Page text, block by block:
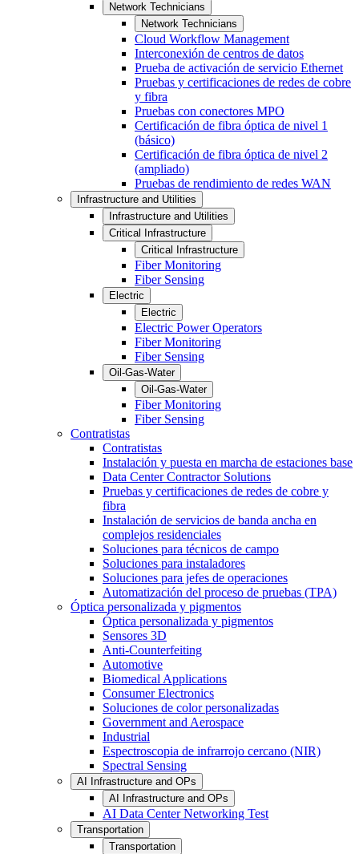
Network Technicians
Network Technicians
Cloud Workflow Management
Interconexión de centros de datos
Prueba de activación de servicio Ethernet
Pruebas y certificaciones de redes de cobre
y fibra
Pruebas con conectores MPO
Certificación de fibra óptica de nivel 1
(básico)
Certificación de fibra óptica de nivel 2
(ampliado)
Pruebas de rendimiento de redes WAN
Infrastructure and Utilities
Infrastructure and Utilities
Critical Infrastructure
Critical Infrastructure
Fiber Monitoring
Fiber Sensing
Electric
Electric
Electric Power Operators
Fiber Monitoring
Fiber Sensing
Oil-Gas-Water
Oil-Gas-Water
Fiber Monitoring
Fiber Sensing
Contratistas
Contratistas
Instalación y puesta en marcha de estaciones base
Data Center Contractor Solutions
Pruebas y certificaciones de redes de cobre y
fibra
Instalación de servicios de banda ancha en
complejos residenciales
Soluciones para técnicos de campo
Soluciones para instaladores
Soluciones para jefes de operaciones
Automatización del proceso de pruebas (TPA)
Óptica personalizada y pigmentos
Óptica personalizada y pigmentos
Sensores 3D
Anti-Counterfeiting
Automotive
Biomedical Applications
Consumer Electronics
Soluciones de color personalizadas
Government and Aerospace
Industrial
Espectroscopia de infrarrojo cercano (NIR)
Spectral Sensing
AI Infrastructure and OPs
AI Infrastructure and OPs
AI Data Center Networking Test
Transportation
Transportation